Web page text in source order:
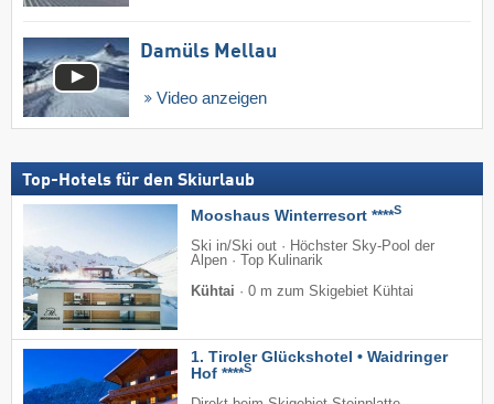
Damüls Mellau
Video anzeigen
Top-Hotels für den Skiurlaub
Mooshaus Winterresort ****S
Ski in/Ski out · Höchster Sky-Pool der
Alpen · Top Kulinarik
Kühtai · 0 m zum Skigebiet Kühtai
1. Tiroler Glückshotel • Waidringer
Hof ****S